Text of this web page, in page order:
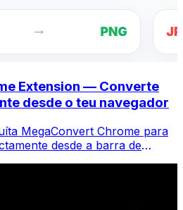
Extension — Converte
desde o teu navegador
MegaConvert Chrome para
desde a barra de